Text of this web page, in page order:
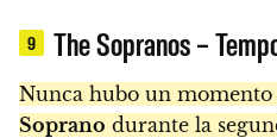
9 The Sopranos –
Nunca hubo un
Soprano durante la